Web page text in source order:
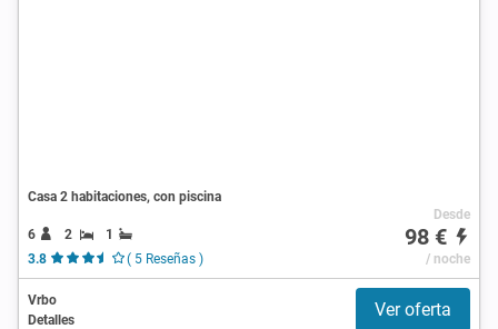
Casa 2 habitaciones, con piscina
6 2
1
3.8
( 5 Reseñas )
Desde
98 €
/ noche
Vrbo
Detalles
Ver oferta